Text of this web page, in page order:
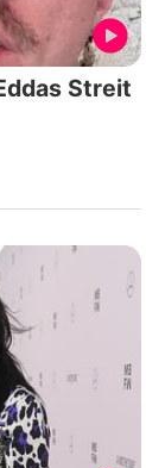
Streit